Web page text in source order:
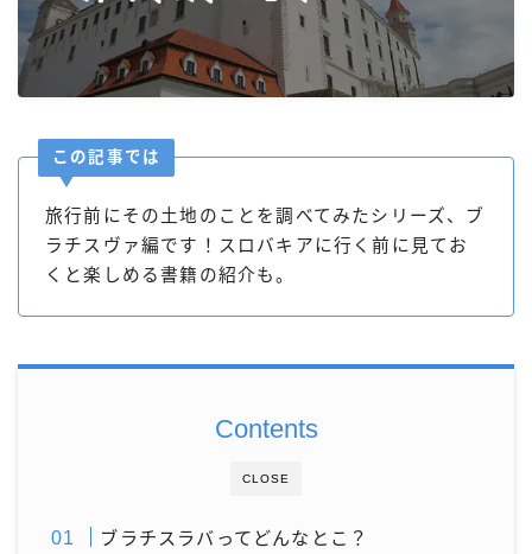
この記事では
旅行前にその土地のことを調べてみたシリーズ、ブ
ラチスヴァ編です！スロバキアに行く前に見てお
くと楽しめる書籍の紹介も。
CLOSE
Contents
ブラチスラバってどんなとこ？